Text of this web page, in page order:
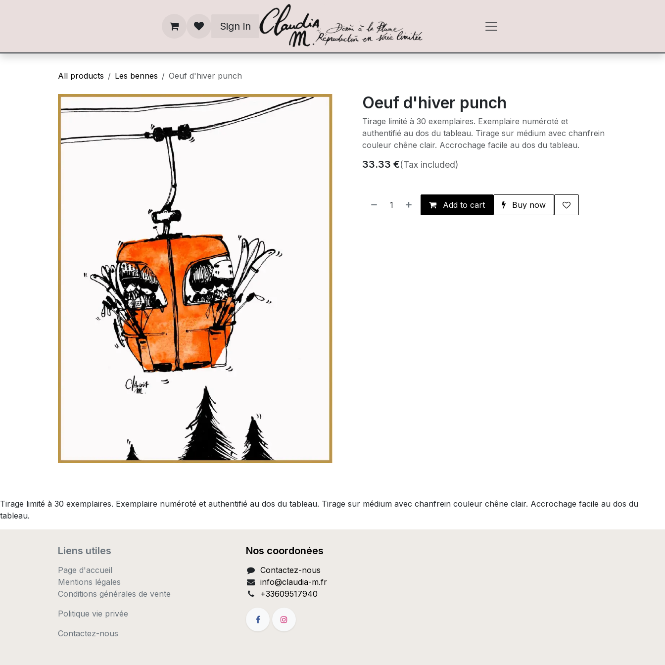
Sign in
All products Les bennes Oeuf d'hiver punch
Oeuf d'hiver punch
Tirage limité à 30 exemplaires. Exemplaire numéroté et
authentifié au dos du tableau. Tirage sur médium avec chanfrein
couleur chêne clair. Accrochage facile au dos du tableau.
33.33 €(Tax included)
Add to cart Buy now
Tirage limité à 30 exemplaires. Exemplaire numéroté et authentifié au dos du tableau. Tirage sur médium avec chanfrein couleur chêne clair. Accrochage facile au dos du
tableau.
Liens utiles
Page d'accueil
Mentions légales
Conditions générales de vente
Politique vie privée
Contactez-nous
Nos coordonées
Contactez-nous
info@claudia-m.fr
+33609517940